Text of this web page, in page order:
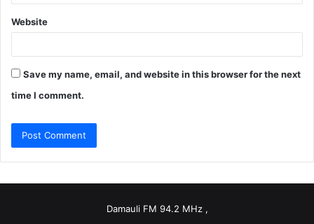
Website
Save my name, email, and website in this browser for the next
time I comment.
Damauli FM 94.2 MHz ,